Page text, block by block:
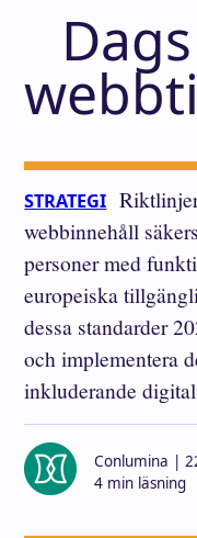
STRATEGI
webbinnehåll
personer med
europeiska
dessa standarder
och implementera
inkluderande
Skriven av
Conlumina |
4 min läsning